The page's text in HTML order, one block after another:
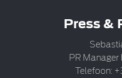
Press &
PR Manager
Telefoon: